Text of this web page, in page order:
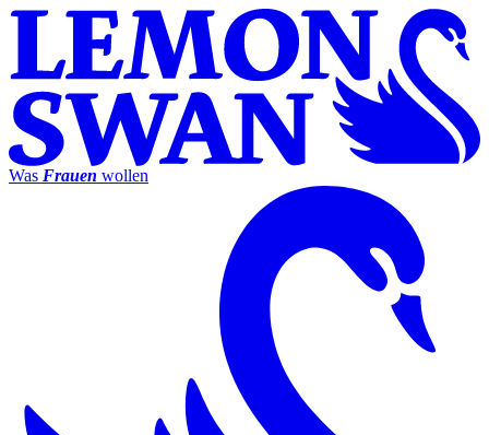
Was Frauen wollen